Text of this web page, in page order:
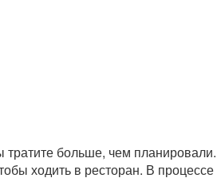
больше, чем
ходить в ресторан. В